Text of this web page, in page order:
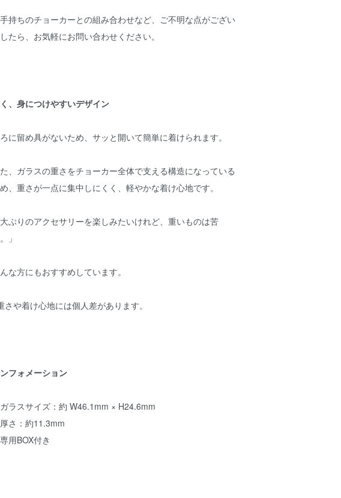
持ちのチョーカーとの組み合わせなど、ご不明な点がござい
たら、お気軽にお問い合わせください。
、身につけやすいデザイン
に留め具がないため、サッと開いて簡単に着けられます。
、ガラスの重さをチョーカー全体で支える構造になっている
、重さが一点に集中しにくく、軽やかな着け心地です。
大ぶりのアクセサリーを楽しみたいけれど、重いものは苦
」
な方にもおすすめしています。
さや着け心地には個人差があります。
フォメーション
ガラスサイズ：約 W46.1mm × H24.6mm
厚さ：約11.3mm
専用BOX付き